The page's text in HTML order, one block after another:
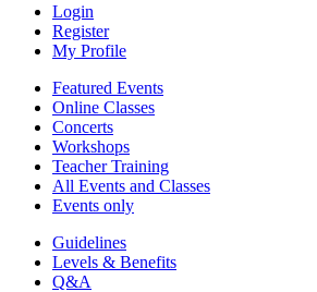
Login
Register
My Profile
Featured Events
Online Classes
Concerts
Workshops
Teacher Training
All Events and Classes
Events only
Guidelines
Levels & Benefits
Q&A